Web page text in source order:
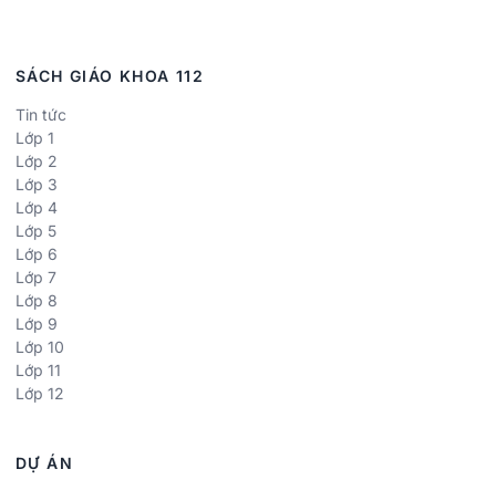
SÁCH GIÁO KHOA 112
Tin tức
Lớp 1
Lớp 2
Lớp 3
Lớp 4
Lớp 5
Lớp 6
Lớp 7
Lớp 8
Lớp 9
Lớp 10
Lớp 11
Lớp 12
DỰ ÁN